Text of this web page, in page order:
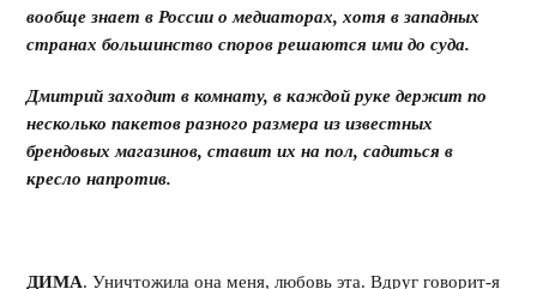
вообще знает в России о медиаторах, хотя в западных
странах большинство споров решаются ими до суда.
Дмитрий заходит в комнату, в каждой руке держит по
несколько пакетов разного размера из известных
брендовых магазинов, ставит их на пол, садиться в
кресло напротив.
ДИМА. Уничтожила она меня, любовь эта. Вдруг говорит-я